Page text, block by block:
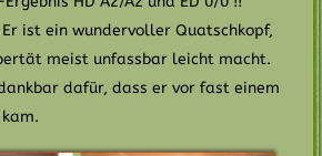
ist ein wundervoller Quatschkopf,
meist unfassbar leicht macht.
dafür, dass er vor fast einem